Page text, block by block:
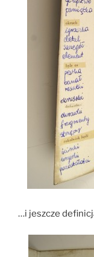
…i jeszcze